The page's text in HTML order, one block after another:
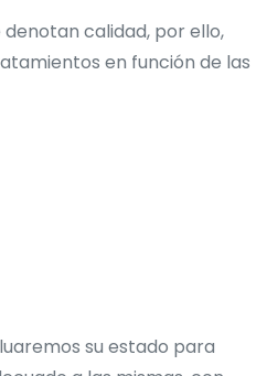
denotan calidad, por ello,
en función de las
su estado para